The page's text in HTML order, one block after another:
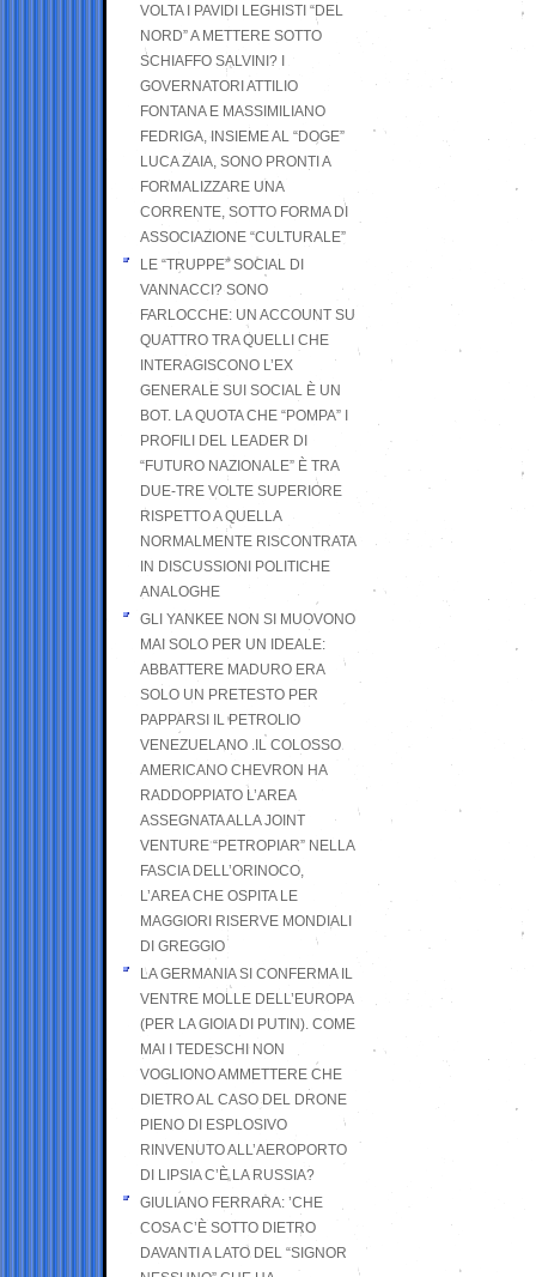
VOLTA I PAVIDI LEGHISTI “DEL
NORD” A METTERE SOTTO
SCHIAFFO SALVINI? I
GOVERNATORI ATTILIO
FONTANA E MASSIMILIANO
FEDRIGA, INSIEME AL “DOGE”
LUCA ZAIA, SONO PRONTI A
FORMALIZZARE UNA
CORRENTE, SOTTO FORMA DI
ASSOCIAZIONE “CULTURALE”
LE “TRUPPE” SOCIAL DI
VANNACCI? SONO
FARLOCCHE: UN ACCOUNT SU
QUATTRO TRA QUELLI CHE
INTERAGISCONO L’EX
GENERALE SUI SOCIAL È UN
BOT. LA QUOTA CHE “POMPA” I
PROFILI DEL LEADER DI
“FUTURO NAZIONALE” È TRA
DUE-TRE VOLTE SUPERIORE
RISPETTO A QUELLA
NORMALMENTE RISCONTRATA
IN DISCUSSIONI POLITICHE
ANALOGHE
GLI YANKEE NON SI MUOVONO
MAI SOLO PER UN IDEALE:
ABBATTERE MADURO ERA
SOLO UN PRETESTO PER
PAPPARSI IL PETROLIO
VENEZUELANO .IL COLOSSO
AMERICANO CHEVRON HA
RADDOPPIATO L’AREA
ASSEGNATA ALLA JOINT
VENTURE “PETROPIAR” NELLA
FASCIA DELL’ORINOCO,
L’AREA CHE OSPITA LE
MAGGIORI RISERVE MONDIALI
DI GREGGIO
LA GERMANIA SI CONFERMA IL
VENTRE MOLLE DELL’EUROPA
(PER LA GIOIA DI PUTIN). COME
MAI I TEDESCHI NON
VOGLIONO AMMETTERE CHE
DIETRO AL CASO DEL DRONE
PIENO DI ESPLOSIVO
RINVENUTO ALL’AEROPORTO
DI LIPSIA C’È LA RUSSIA?
GIULIANO FERRARA: ’CHE
COSA C’È SOTTO DIETRO
DAVANTI A LATO DEL “SIGNOR